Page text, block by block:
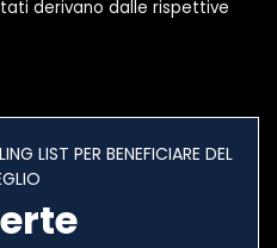
derivano dalle rispettive
LIST PER BENEFICIARE DEL